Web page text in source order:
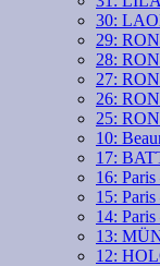
30:
29:
28:
27:
26:
25:
10:
17:
16:
15:
14:
13:
12: